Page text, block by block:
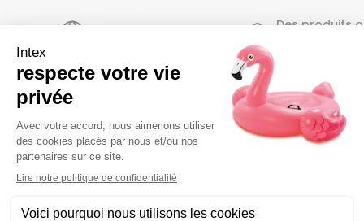
Des produits
INTEX, la marque préférée des français